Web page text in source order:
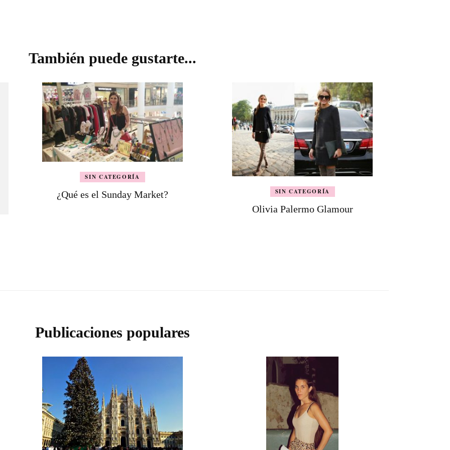
También puede gustarte...
SIN CATEGORÍA
¿Qué es el Sunday Market? SIN CATEGORÍA
Olivia Palermo Glamour
Publicaciones populares